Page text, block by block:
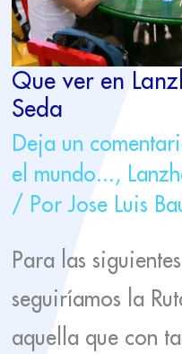
Que ver en
Seda
Deja un
el mundo...,
/ Por Jose Luis
Para las
seguiríamos la
aquella que con